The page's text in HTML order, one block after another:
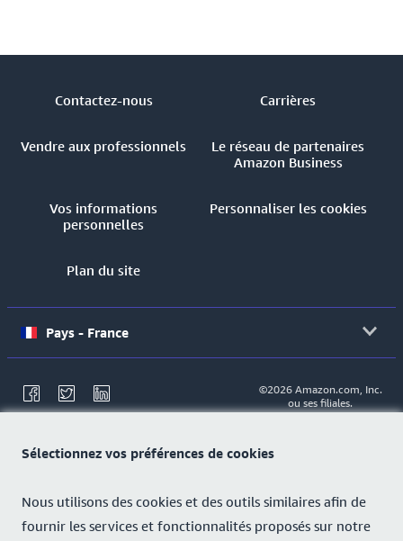
Sélectionnez vos préférences de cookies
Nous utilisons des cookies et des outils similaires afin de
fournir les services et fonctionnalités proposés sur notre
Contactez-nous Carrières
Vendre aux professionnels
Le réseau de partenaires
Amazon Business
Vos informations
personnelles
Personnaliser les cookies
Plan du site
Pays - France
©2026 Amazon.com, Inc.
ou ses filiales.